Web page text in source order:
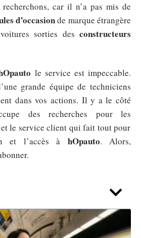
car il n’a pas mis de
d’occasionde marque étrangère
sorties des constructeurs
le service est impeccable.
grande équipe de techniciens
dans vos actions. Il y a le côté
des recherches pour les
et le service client qui fait tout pour
et l’accès à hOpauto. Alors,